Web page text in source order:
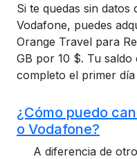
Si te quedas sin datos
Vodafone, puedes
Orange Travel para
GB por 10 $. Tu
completo el primer día
¿Cómo puedo
o Vodafone?
A diferencia de